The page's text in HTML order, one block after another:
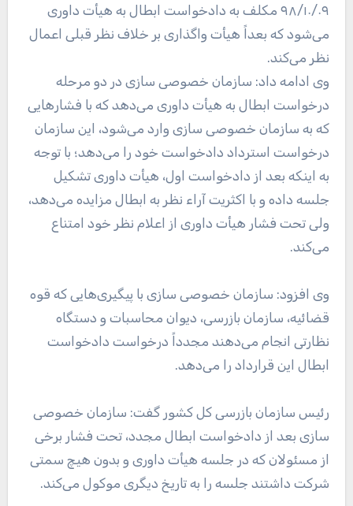
۹۸/۱۰/۰۹ مکلف به دادخواست ابطال به هیأت داوری
می‌شود که بعداً هیأت واگذاری بر خلاف نظر قبلی اعمال
نظر می‌کند.
وی ادامه داد: سازمان خصوصی سازی در دو مرحله
درخواست ابطال به هیأت داوری می‌دهد که با فشار‌هایی
که به سازمان خصوصی سازی وارد می‌شود، این سازمان
درخواست استرداد دادخواست خود را می‌دهد؛ با توجه
به اینکه بعد از دادخواست اول، هیأت داوری تشکیل
جلسه داده و با اکثریت آراء نظر به ابطال مزایده می‌دهد،
ولی تحت فشار هیأت داوری از اعلام نظر خود امتناع
می‌کند.
وی افزود: سازمان خصوصی سازی با پیگیری‌هایی که قوه
قضائیه، سازمان بازرسی، دیوان محاسبات و دستگاه
نظارتی انجام می‌دهند مجدداً درخواست دادخواست
ابطال این قرارداد را می‌دهد.
رئیس سازمان بازرسی کل کشور گفت: سازمان خصوصی
سازی بعد از دادخواست ابطال مجدد، تحت فشار برخی
از مسئولان که در جلسه هیأت داوری و بدون هیچ سمتی
شرکت داشتند جلسه را به تاریخ دیگری موکول می‌کند.